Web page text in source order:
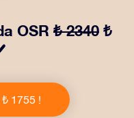
OSR ₺ 2340 ₺
lindo envelope e
enviados para um
documentos digitais
1755 !